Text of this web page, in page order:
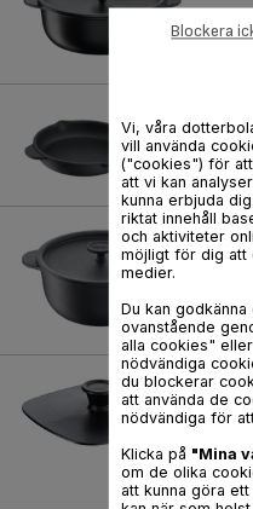
Vi, våra
vill använda
("cookies") för
att vi kan
kunna erbjuda
riktat innehåll
och aktiviteter
möjligt för dig att
medier.
Du kan
ovanstående
alla cookies"
nödvändiga
du blockerar
att använda de
nödvändiga för
Klicka på "Mina
om de olika
att kunna göra
Blockera